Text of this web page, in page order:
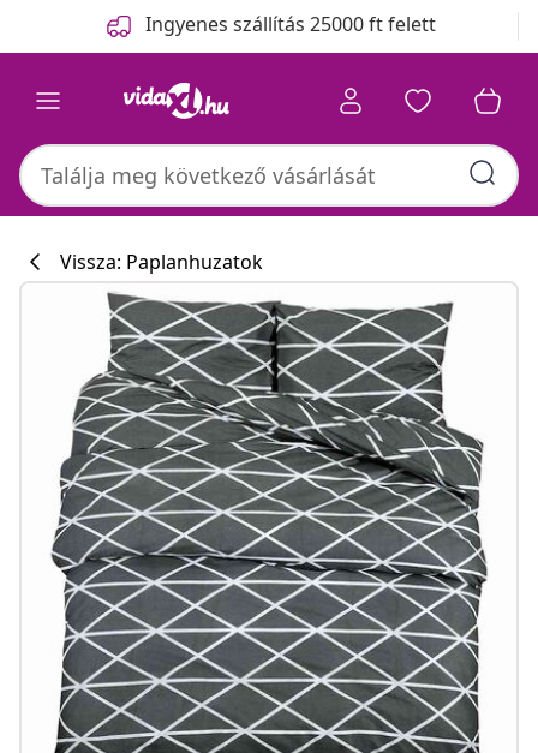
Ingyenes szállítás 25000 ft felett
Vissza: Paplanhuzatok